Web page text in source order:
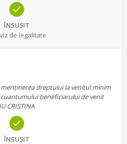
ÎNSUȘIT
de legalitate
dreptului la venitul minim
beneficiarului de venit
CRISTINA
ÎNSUȘIT